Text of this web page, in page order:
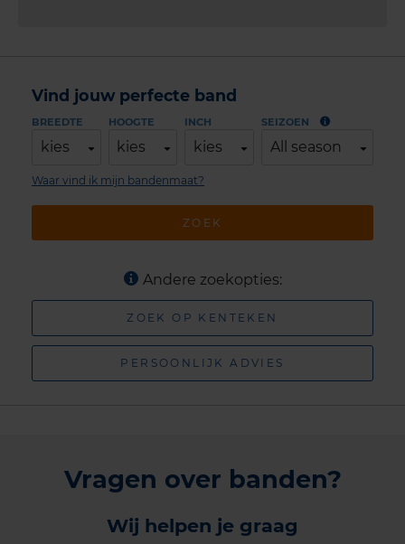
Vind jouw perfecte band
BREEDTE
kies
HOOGTE
kies
INCH
kies
SEIZOEN
All season
ZOEK
Waar vind ik mijn bandenmaat?
Andere zoekopties:
ZOEK OP KENTEKEN
PERSOONLIJK ADVIES
Vragen over banden?
Wij helpen je graag